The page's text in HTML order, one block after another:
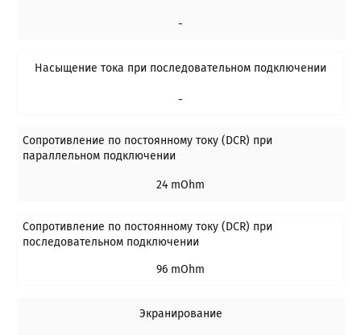
-
Насыщение тока при последовательном подключении
-
Сопротивление по постоянному току (DCR) при
параллельном подключении
24 mOhm
Сопротивление по постоянному току (DCR) при
последовательном подключении
96 mOhm
Экранирование